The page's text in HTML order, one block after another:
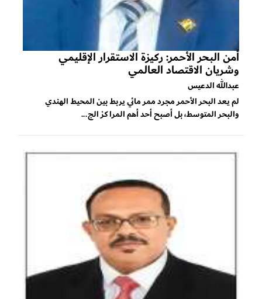
أمن البحر الأحمر: ركيزة الاستقرار الإقليمي
وشريان الاقتصاد العالمي
عبدالله الدعيس
لم يعد البحر الأحمر مجرد ممر مائي يربط بين المحيط الهندي
والبحر المتوسط، بل أصبح أحد أهم المراكز الج...